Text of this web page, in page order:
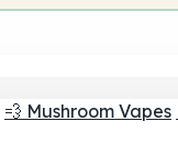
💨 Mushroom Vapes